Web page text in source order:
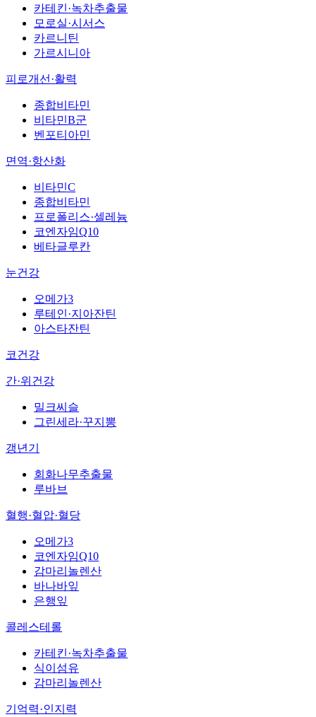
카테킨·녹차추출물
모로실·시서스
카르니틴
가르시니아
피로개선·활력
종합비타민
비타민B군
벤포티아민
면역·항산화
비타민C
종합비타민
프로폴리스·셀레늄
코엔자임Q10
베타글루칸
눈건강
오메가3
루테인·지아잔틴
아스타잔틴
코건강
간·위건강
밀크씨슬
그린세라·꾸지뽕
갱년기
회화나무추출물
루바브
혈행·혈압·혈당
오메가3
코엔자임Q10
감마리놀렌산
바나바잎
은행잎
콜레스테롤
카테킨·녹차추출물
식이섬유
감마리놀렌산
기억력·인지력